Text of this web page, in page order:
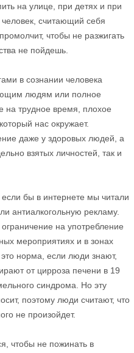
на улице, при детях и при
считающий себя
чтобы не разжигать
не пойдешь.
в сознании человека
людям или полное
на трудное время, плохое
нас окружает.
даже у здоровых людей, а
взятых личностей, так и
бы в интернете мы читали
антиалкогольную рекламу.
на употребление
мероприятиях и в зонах
это норма, если люди знают,
от цирроза печени в 19
синдрома. Но эту
поэтому люди считают, что
не произойдет.
чтобы не пожинать в